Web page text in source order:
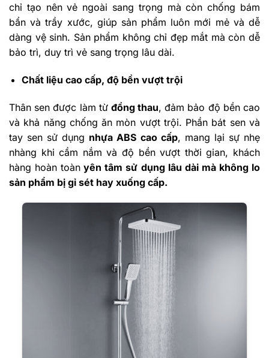
chỉ tạo nên vẻ ngoài sang trọng mà còn chống bám
bẩn và trầy xước, giúp sản phẩm luôn mới mẻ và dễ
dàng vệ sinh. Sản phẩm không chỉ đẹp mắt mà còn dễ
bảo trì, duy trì vẻ sang trọng lâu dài.
Chất liệu cao cấp, độ bền vượt trội
Thân sen được làm từ đồng thau, đảm bảo độ bền cao
và khả năng chống ăn mòn vượt trội. Phần bát sen và
tay sen sử dụng nhựa ABS cao cấp, mang lại sự nhẹ
nhàng khi cầm nắm và độ bền vượt thời gian, khách
hàng hoàn toàn yên tâm sử dụng lâu dài mà không lo
sản phẩm bị gỉ sét hay xuống cấp.